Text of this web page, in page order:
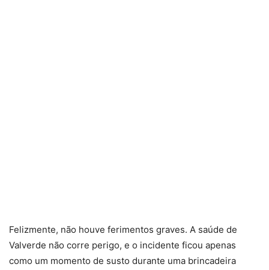
Felizmente, não houve ferimentos graves. A saúde de
Valverde não corre perigo, e o incidente ficou apenas
como um momento de susto durante uma brincadeira